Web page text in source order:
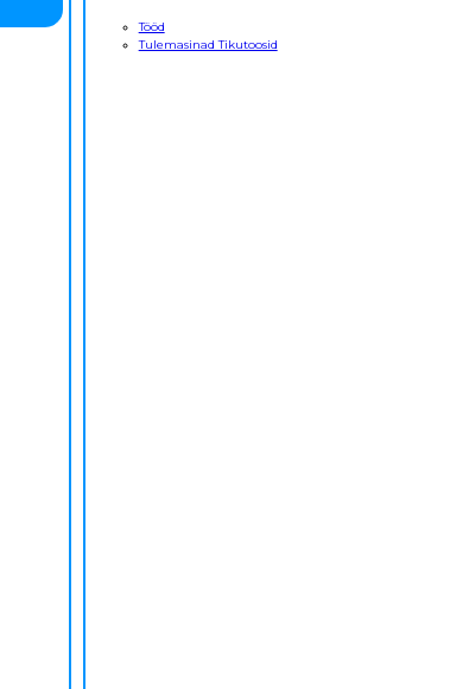
Tööd
Tulemasinad Tikutoosid